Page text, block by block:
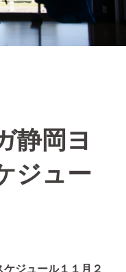
静岡ヨ
ジュー
ジュール１１月２